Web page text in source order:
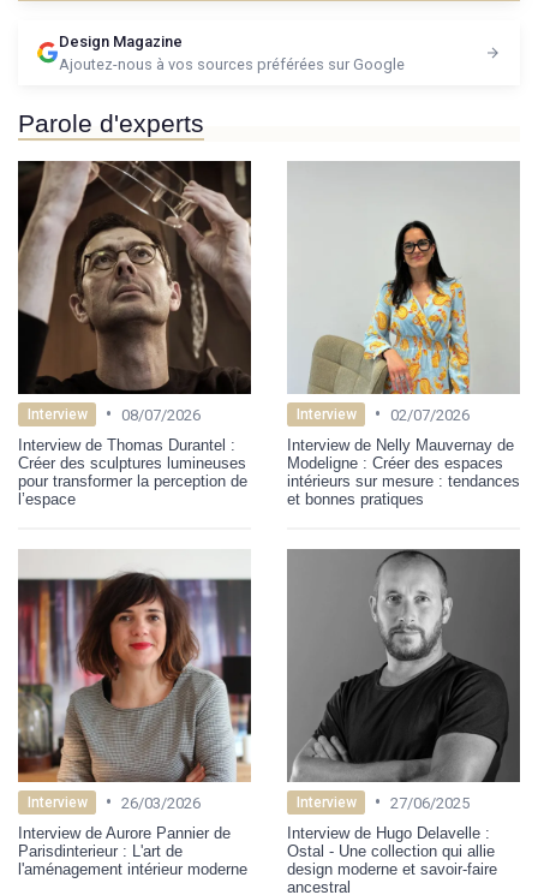
Design Magazine
Ajoutez-nous à vos sources préférées sur Google
Parole d'experts
Interview • 08/07/2026
Interview de Thomas Durantel :
Créer des sculptures lumineuses
pour transformer la perception de
l’espace
Interview • 02/07/2026
Interview de Nelly Mauvernay de
Modeligne : Créer des espaces
intérieurs sur mesure : tendances
et bonnes pratiques
Interview • 26/03/2026
Interview de Aurore Pannier de
Parisdinterieur : L'art de
l'aménagement intérieur moderne
Interview • 27/06/2025
Interview de Hugo Delavelle :
Ostal - Une collection qui allie
design moderne et savoir-faire
ancestral